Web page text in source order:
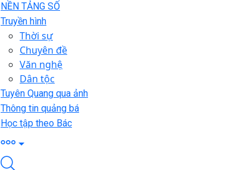
NỀN TẢNG SỐ
Truyền hình
Thời sự
Chuyên đề
Văn nghệ
Dân tộc
Tuyên Quang qua ảnh
Thông tin quảng bá
Học tập theo Bác